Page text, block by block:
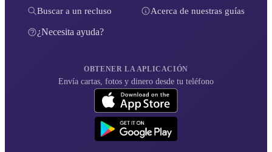
Buscar a un recluso Acerca de nuestras guías
¿Necesita ayuda?
OBTENER LA APLICACIÓN
Envía cartas, fotos y dinero desde tu teléfono